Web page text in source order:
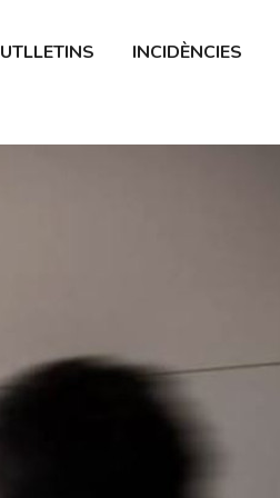
INCIDÈNCIES